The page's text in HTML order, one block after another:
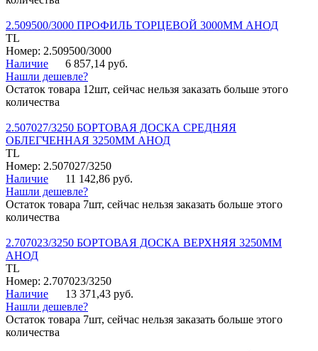
2.509500/3000 ПРОФИЛЬ ТОРЦЕВОЙ 3000ММ АНОД
TL
Номер: 2.509500/3000
Наличие
6 857,14 руб.
Нашли дешевле?
Остаток товара 12шт, сейчас нельзя заказать больше этого
количества
2.507027/3250 БОРТОВАЯ ДОСКА СРЕДНЯЯ
ОБЛЕГЧЕННАЯ 3250ММ АНОД
TL
Номер: 2.507027/3250
Наличие
11 142,86 руб.
Нашли дешевле?
Остаток товара 7шт, сейчас нельзя заказать больше этого
количества
2.707023/3250 БОРТОВАЯ ДОСКА ВЕРХНЯЯ 3250ММ
АНОД
TL
Номер: 2.707023/3250
Наличие
13 371,43 руб.
Нашли дешевле?
Остаток товара 7шт, сейчас нельзя заказать больше этого
количества